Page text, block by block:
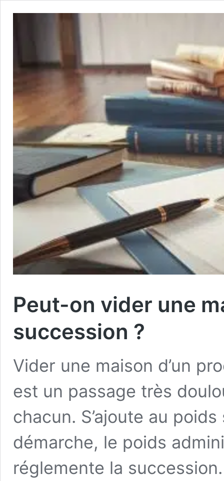
Peut-on vider une
succession ?
Vider une maison d’un
est un passage très
chacun. S’ajoute au
démarche, le poids
réglemente la